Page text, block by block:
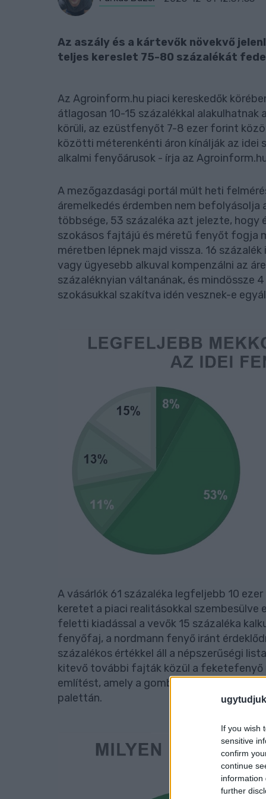
If you wish
sensitive
confirm
continue
information
further
Az aszály és a kártevők növekvő
teljes kereslet 75-80 százalékát
Az Agroinform.hu piaci kereskedők
átlagosan 10-15 százalékkal
körüli, az ezüstfenyőt 7-8 ezer forint
közötti méterenkénti áron kínálják az idei
alkalmi fenyőárusok - írja az
A mezőgazdasági portál múlt heti
áremelkedés érdemben nem befolyásolja
többsége, 53 százaléka azt jelezte, hogy
szokásos fajtájú és méretű fenyőt fogja
méretben lépnek majd vissza. 16
vagy ügyesebb alkuval kompenzálni az
százaléknyian váltanának, és mindössze
szokásukkal szakítva idén vesznek-e
A vásárlók 61 százaléka legfeljebb 10
keretet a piaci realitásokkal szembesülve
feletti kiadással a vevők 15 százaléka
fenyőfaj, a nordmann fenyő iránt
százalékos értékkel áll a népszerűségi
kitevő további fajták közül a feketefenyő
említést, amely a gombafertőzés miatt
palettán.